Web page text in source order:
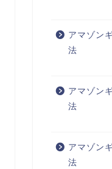
アマゾン
法
アマゾン
法
アマゾン
法